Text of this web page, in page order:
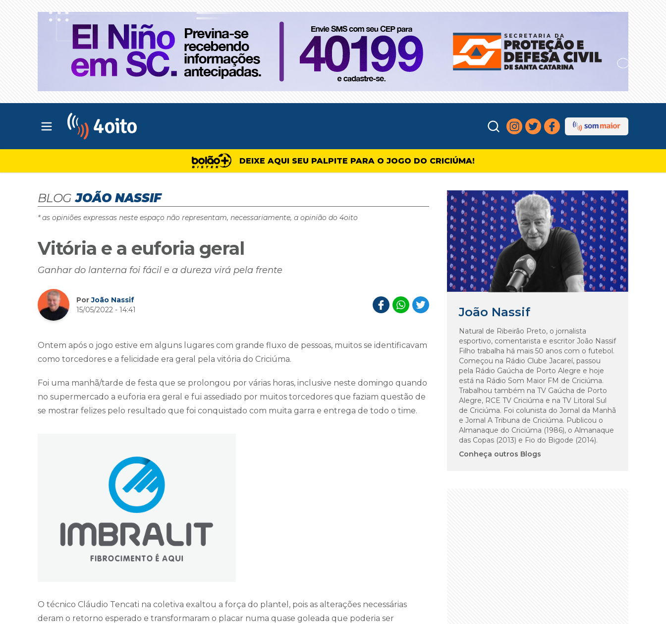
Abrir menu principal
DEIXE AQUI SEU PALPITE PARA O JOGO DO CRICIÚMA!
BLOG JOÃO NASSIF
* as opiniões expressas neste espaço não representam, necessariamente, a opinião do 4oito
Vitória e a euforia geral
Ganhar do lanterna foi fácil e a dureza virá pela frente
PorJoão Nassif
15/05/2022 - 14:41
Ontem após o jogo estive em alguns lugares com grande fluxo de pessoas, muitos se identificavam
como torcedores e a felicidade era geral pela vitória do Criciúma.
Foi uma manhã/tarde de festa que se prolongou por várias horas, inclusive neste domingo quando
no supermercado a euforia era geral e fui assediado por muitos torcedores que faziam questão de
se mostrar felizes pelo resultado que foi conquistado com muita garra e entrega de todo o time.
O técnico Cláudio Tencati na coletiva exaltou a força do plantel, pois as alterações necessárias
deram o retorno esperado e transformaram o placar numa quase goleada que poderia ser
João Nassif
Natural de Ribeirão Preto, o jornalista
esportivo, comentarista e escritor João Nassif
Filho trabalha há mais 50 anos com o futebol.
Começou na Rádio Clube Jacareí, passou
pela Rádio Gaúcha de Porto Alegre e hoje
está na Rádio Som Maior FM de Criciúma.
Trabalhou também na TV Gaúcha de Porto
Alegre, RCE TV Criciúma e na TV Litoral Sul
de Criciúma. Foi colunista do Jornal da Manhã
e Jornal A Tribuna de Criciúma. Publicou o
Almanaque do Criciúma (1986), o Almanaque
das Copas (2013) e Fio do Bigode (2014).
Conheça outros Blogs